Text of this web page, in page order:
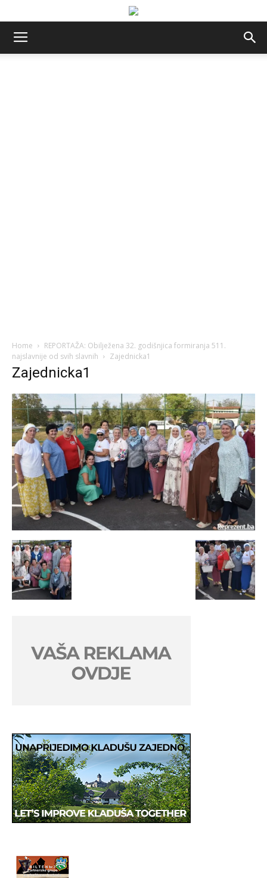
Home
REPORTAŽA: Obilježena 32. godišnjica formiranja 511.
najslavnije od svih slavnih
Zajednicka1
Zajednicka1